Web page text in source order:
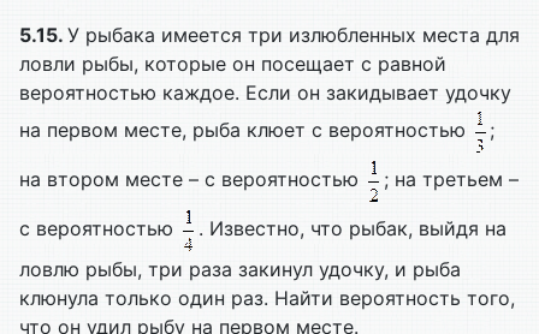
5.15. У рыбака имеется три излюбленных места для
ловли рыбы, которые он посещает с равной
вероятностью каждое. Если он закидывает удочку
на первом месте, рыба клюет с вероятностью
;
на втором месте – с вероятностью ; на третьем –
с вероятностью
. Известно, что рыбак, выйдя на
ловлю рыбы, три раза закинул удочку, и рыба
клюнула только один раз. Найти вероятность того,
что он удил рыбу на первом месте.